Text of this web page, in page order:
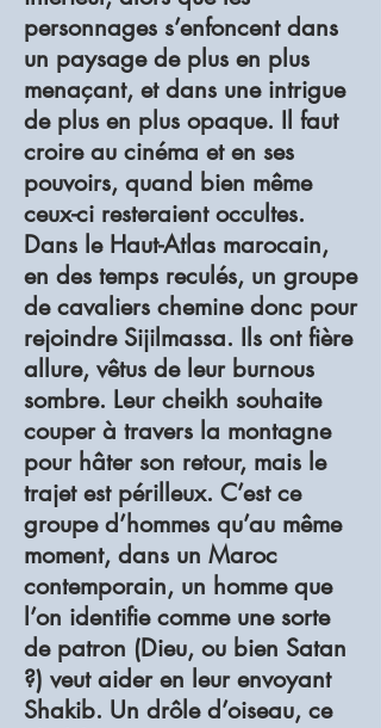
personnages s’enfoncent dans
un paysage de plus en plus
menaçant, et dans une intrigue
de plus en plus opaque. Il faut
croire au cinéma et en ses
pouvoirs, quand bien même
ceux-ci resteraient occultes.
Dans le Haut-Atlas marocain,
en des temps reculés, un groupe
de cavaliers chemine donc pour
rejoindre Sijilmassa. Ils ont fière
allure, vêtus de leur burnous
sombre. Leur cheikh souhaite
couper à travers la montagne
pour hâter son retour, mais le
trajet est périlleux. C’est ce
groupe d’hommes qu’au même
moment, dans un Maroc
contemporain, un homme que
l’on identifie comme une sorte
de patron (Dieu, ou bien Satan
?) veut aider en leur envoyant
Shakib. Un drôle d’oiseau, ce